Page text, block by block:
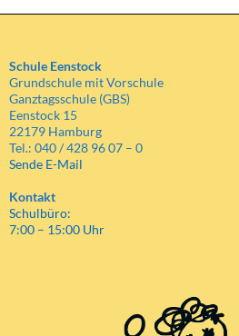
Schule Eenstock
Grundschule mit Vorschule
Ganztagsschule (GBS)
Eenstock 15
22179 Hamburg
Tel.: 040 / 428 96 07 – 0
Sende E-Mail
Kontakt
Schulbüro:
7:00 – 15:00 Uhr